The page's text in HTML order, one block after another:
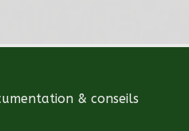
& conseils